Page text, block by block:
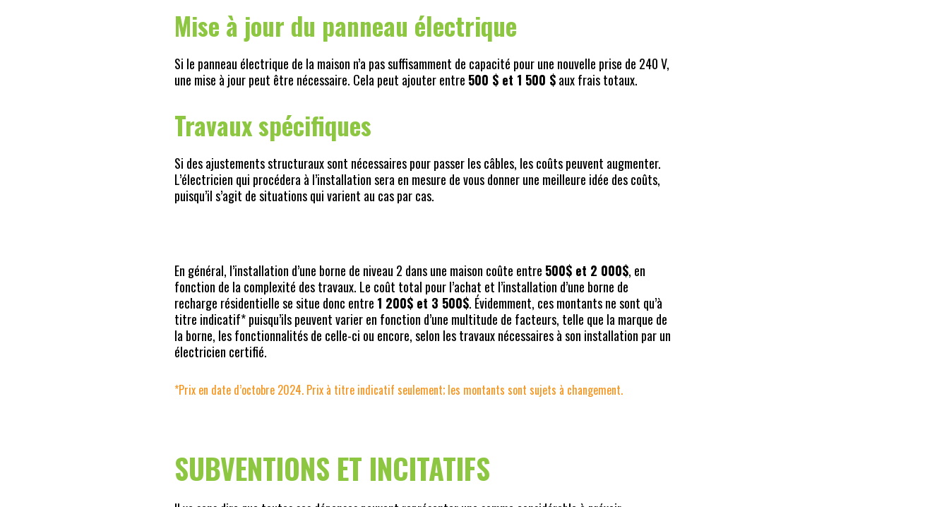
Mise à jour du panneau électrique
Si le panneau électrique de la maison n’a pas suffisamment de capacité pour une nouvelle prise de 240 V,
une mise à jour peut être nécessaire. Cela peut ajouter entre 500 $ et 1 500 $aux frais totaux.
Travaux spécifiques
Si des ajustements structuraux sont nécessaires pour passer les câbles, les coûts peuvent augmenter.
L’électricien qui procédera à l’installation sera en mesure de vous donner une meilleure idée des coûts,
puisqu’il s’agit de situations qui varient au cas par cas.
En général, l’installation d’une borne de niveau 2 dans une maison coûte entre 500$ et 2 000$, en
fonction de la complexité des travaux. Le coût total pour l’achat et l’installation d’une borne de
recharge résidentielle se situe donc entre 1 200$ et 3 500$. Évidemment, ces montants ne sont qu’à
titre indicatif* puisqu’ils peuvent varier en fonction d’une multitude de facteurs, telle que la marque de
la borne, les fonctionnalités de celle-ci ou encore, selon les travaux nécessaires à son installation par un
électricien certifié.
*Prix en date d’octobre 2024. Prix à titre indicatif seulement; les montants sont sujets à changement.
SUBVENTIONS ET INCITATIFS